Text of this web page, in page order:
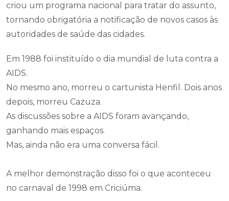
criou um programa nacional para tratar do assunto,
tornando obrigatória a notificação de novos casos às
autoridades de saúde das cidades.
Em 1988 foi instituído o dia mundial de luta contra a
AIDS.
No mesmo ano, morreu o cartunista Henfil. Dois anos
depois, morreu Cazuza.
As discussões sobre a AIDS foram avançando,
ganhando mais espaços.
Mas, ainda não era uma conversa fácil.
A melhor demonstração disso foi o que aconteceu
no carnaval de 1998 em Criciúma.